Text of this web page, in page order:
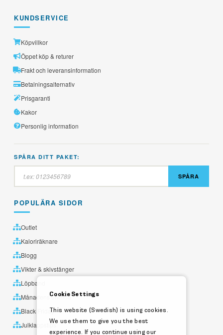
KUNDSERVICE
Köpvillkor
Öppet köp & returer
Frakt och leveransinformation
Betalningsalternativ
Prisgaranti
Kakor
Personlig information
SPÅRA DITT PAKET:
SPÅRA
POPULÄRA SIDOR
Outlet
Kaloriräknare
Blogg
Vikter & skivstänger
Löpband
Månadens utvalda
Black Friday
Julklappstips
Cookie Settings
This website (Swedish) is using cookies.
We use them to give you the best
experience. If you continue using our